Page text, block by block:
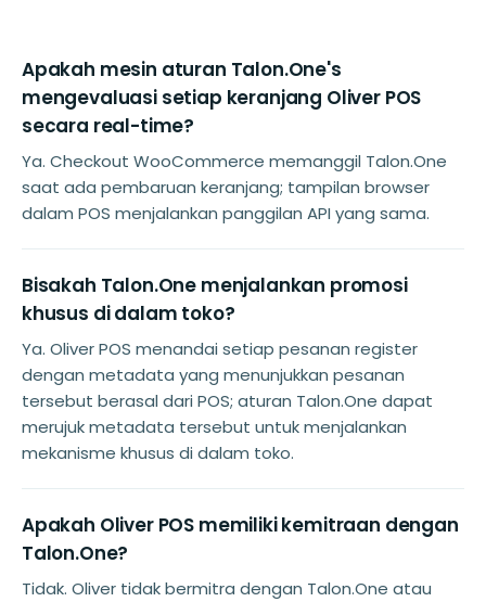
Apakah mesin aturan Talon.One's
mengevaluasi setiap keranjang Oliver POS
secara real-time?
Ya. Checkout WooCommerce memanggil Talon.One
saat ada pembaruan keranjang; tampilan browser
dalam POS menjalankan panggilan API yang sama.
Bisakah Talon.One menjalankan promosi
khusus di dalam toko?
Ya. Oliver POS menandai setiap pesanan register
dengan metadata yang menunjukkan pesanan
tersebut berasal dari POS; aturan Talon.One dapat
merujuk metadata tersebut untuk menjalankan
mekanisme khusus di dalam toko.
Apakah Oliver POS memiliki kemitraan dengan
Talon.One?
Tidak. Oliver tidak bermitra dengan Talon.One atau